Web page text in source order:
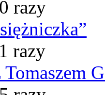
razy
razy